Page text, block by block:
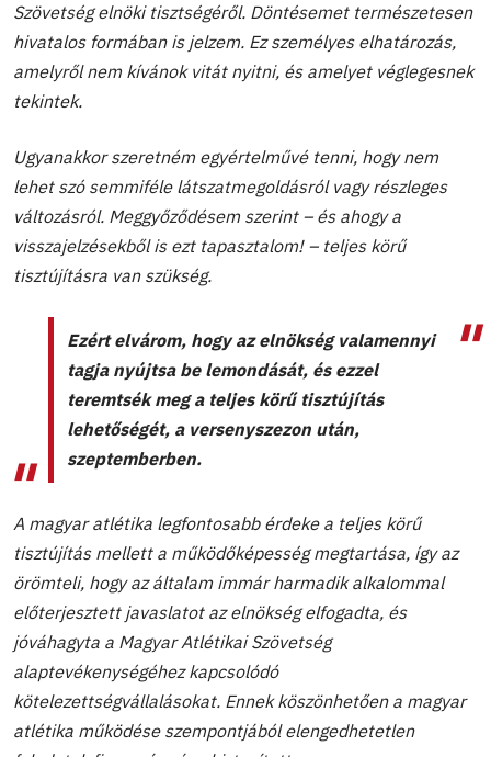
Szövetség elnöki tisztségéről. Döntésemet természetesen
hivatalos formában is jelzem. Ez személyes elhatározás,
amelyről nem kívánok vitát nyitni, és amelyet véglegesnek
tekintek.
Ugyanakkor szeretném egyértelművé tenni, hogy nem
lehet szó semmiféle látszatmegoldásról vagy részleges
változásról. Meggyőződésem szerint – és ahogy a
visszajelzésekből is ezt tapasztalom! – teljes körű
tisztújításra van szükség.
Ezért elvárom, hogy az elnökség valamennyi
tagja nyújtsa be lemondását, és ezzel
teremtsék meg a teljes körű tisztújítás
lehetőségét, a versenyszezon után,
szeptemberben.
A magyar atlétika legfontosabb érdeke a teljes körű
tisztújítás mellett a működőképesség megtartása, így az
örömteli, hogy az általam immár harmadik alkalommal
előterjesztett javaslatot az elnökség elfogadta, és
jóváhagyta a Magyar Atlétikai Szövetség
alaptevékenységéhez kapcsolódó
kötelezettségvállalásokat. Ennek köszönhetően a magyar
atlétika működése szempontjából elengedhetetlen